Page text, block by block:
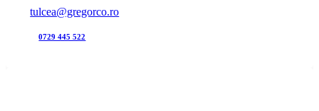
tulcea@gregorco.ro
0729 445 522